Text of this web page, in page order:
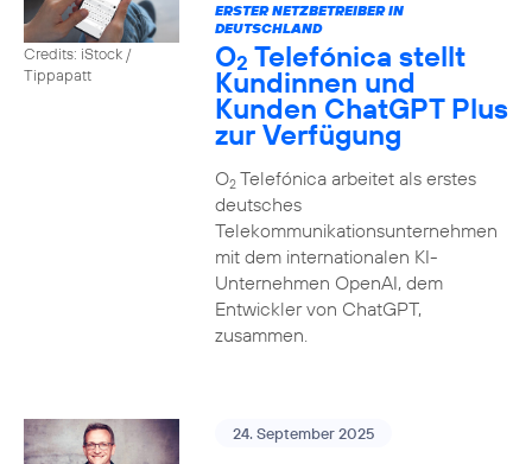
Credits: iStock /
Tippapatt
ERSTER NETZBETREIBER IN
DEUTSCHLAND
O2 Telefónica stellt
Kundinnen und
Kunden ChatGPT Plus
zur Verfügung
O2Telefónica arbeitet als erstes
deutsches
Telekommunikationsunternehmen
mit dem internationalen KI-
Unternehmen OpenAI, dem
Entwickler von ChatGPT,
zusammen.
24. September 2025